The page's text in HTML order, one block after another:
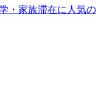
・家族滞在に人気の